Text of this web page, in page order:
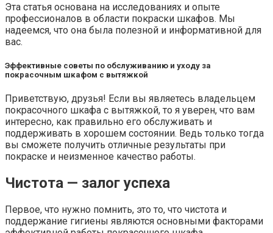
Эта статья основана на исследованиях и опыте
профессионалов в области покраски шкафов. Мы
надеемся, что она была полезной и информативной для
вас.
Эффективные советы по обслуживанию и уходу за
покрасочным шкафом с вытяжкой
Приветствую, друзья! Если вы являетесь владельцем
покрасочного шкафа с вытяжкой, то я уверен, что вам
интересно, как правильно его обслуживать и
поддерживать в хорошем состоянии. Ведь только тогда
вы сможете получить отличные результаты при
покраске и неизменное качество работы.
Чистота — залог успеха
Первое, что нужно помнить, это то, что чистота и
поддержание гигиены являются основными факторами